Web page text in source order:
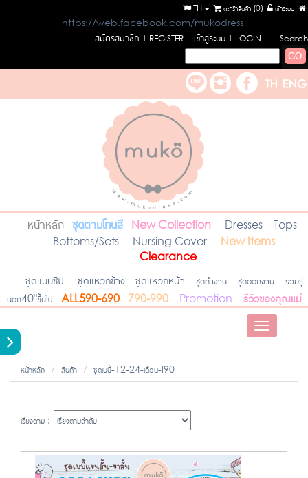
เข้าระบบ
ตะกร้าสินค้า (0)
TH
https://web.facebook.com/mukodress
สมัครสมาชิก l REGISTER เข้าสู่ระบบ l LOGIN Search
หน้าหลัก ชุดตามโทนสี New Collection Dresses
Tops
Bottoms/Sets
Nursing Cover
New Items
Clearance
ชุดแบบซิป ชุดแหวกข้าง ชุดแหวกหน้า ชุดทำงาน ชุดออกงาน
รวมรุ่
นอก40"ขึ้นไป
ALL590-690 790-990 Promotion รีวิวของคุณแม่
Toggle
หน้าหลัก สินค้า ชุดเบบี้-12-24-เดือน-l90
เรียงตาม :